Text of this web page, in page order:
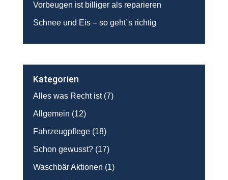
Vorbeugen ist billiger als reparieren
Schnee und Eis – so geht´s richtig
Kategorien
Alles was Recht ist(7)
Allgemein (12)
Fahrzeugpflege(18)
Schon gewusst?(17)
Waschbär Aktionen (1)